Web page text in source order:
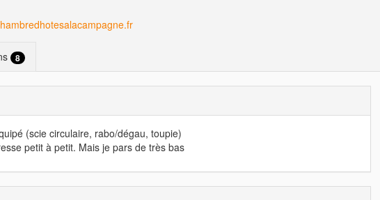
8
(scie circulaire, rabo/dégau, toupie)
petit à petit. Mais je pars de très bas